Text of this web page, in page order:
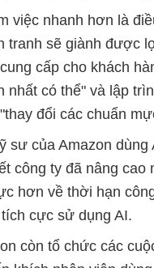
việc nhanh hơn là
tranh sẽ giành được
cấp cho khách
nhất có thể" và lập
đổi các chuẩn
sư của Amazon dùng
công ty đã nâng cao
hơn về thời hạn
cực sử dụng AI.
còn tổ chức các